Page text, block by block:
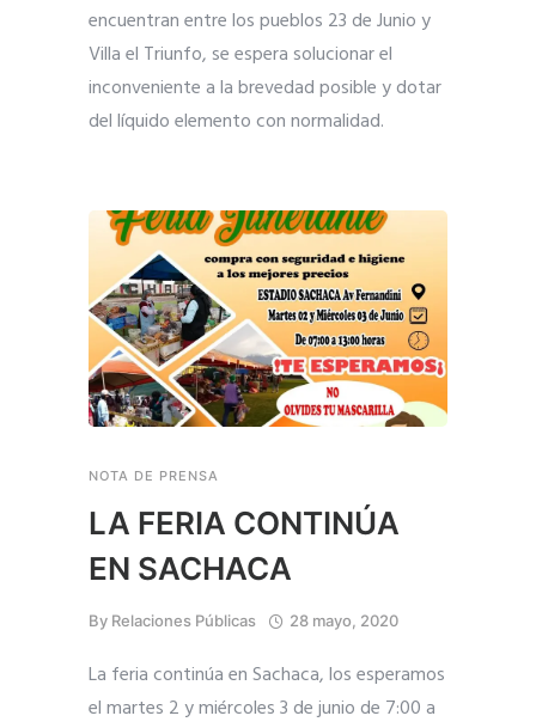
encuentran entre los pueblos 23 de Junio y
Villa el Triunfo, se espera solucionar el
inconveniente a la brevedad posible y dotar
del líquido elemento con normalidad.
NOTA DE PRENSA
LA FERIA CONTINÚA
EN SACHACA
By Relaciones Públicas 28 mayo, 2020
La feria continúa en Sachaca, los esperamos
el martes 2 y miércoles 3 de junio de 7:00 a